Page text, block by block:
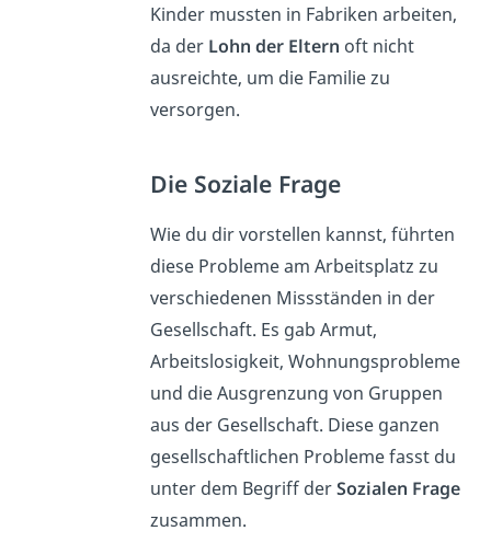
Kinder mussten in Fabriken arbeiten,
da der Lohn der Eltern oft nicht
ausreichte, um die Familie zu
versorgen.
Die Soziale Frage
Wie du dir vorstellen kannst, führten
diese Probleme am Arbeitsplatz zu
verschiedenen Missständen in der
Gesellschaft. Es gab Armut,
Arbeitslosigkeit, Wohnungsprobleme
und die Ausgrenzung von Gruppen
aus der Gesellschaft. Diese ganzen
gesellschaftlichen Probleme fasst du
unter dem Begriff derSozialen Frage
zusammen.